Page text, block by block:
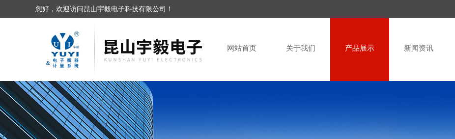
您好，欢迎访问昆山宇毅电子科技有限公司！
网站首页 关于我们 产品展示 新闻资讯